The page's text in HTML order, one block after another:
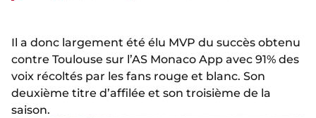
Il a donc largement été élu MVP du succès obtenu
contre Toulouse sur l’AS Monaco App avec 91% des
voix récoltés par les fans rouge et blanc. Son
deuxième titre d’affilée et son troisième de la
saison.